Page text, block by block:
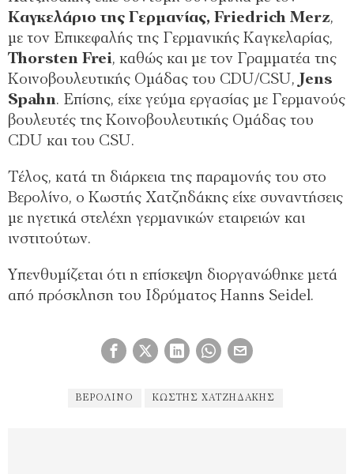
Καγκελάριο της Γερμανίας, Friedrich Merz,
με τον Επικεφαλής της Γερμανικής Καγκελαρίας,
Thorsten Frei, καθώς και με τον Γραμματέα της
Κοινοβουλευτικής Ομάδας του CDU/CSU, Jens
Spahn. Επίσης, είχε γεύμα εργασίας με Γερμανούς
βουλευτές της Κοινοβουλευτικής Ομάδας του
CDU και του CSU.
Tέλος, κατά τη διάρκεια της παραμονής του στο
Βερολίνο, ο Κωστής Χατζηδάκης είχε συναντήσεις
με ηγετικά στελέχη γερμανικών εταιρειών και
ινστιτούτων.
Yπενθυμίζεται ότι η επίσκεψη διοργανώθηκε μετά
από πρόσκληση του Ιδρύματος Hanns Seidel.
ΒΕΡΟΛΙΝΟ ΚΩΣΤΉΣ ΧΑΤΖΗΔΆΚΗΣ